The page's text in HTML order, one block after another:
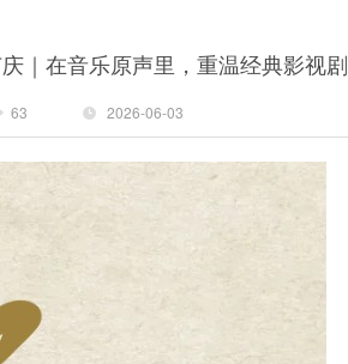
｜在音乐原声里，重温经典影视剧
63 2026-06-03